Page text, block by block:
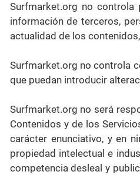
Surfmarket.org no controla
información de terceros,
actualidad de los
Surfmarket.org no controla
que puedan introducir
Surfmarket.org no será
Contenidos y de los
carácter enunciativo, y en
propiedad intelectual e
competencia desleal y